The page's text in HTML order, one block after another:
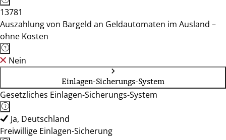
13781
Auszahlung von Bargeld an Geldautomaten im Ausland –
ohne Kosten
Nein
Einlagen-Sicherungs-System
Gesetzliches Einlagen-Sicherungs-System
Ja, Deutschland
Freiwillige Einlagen-Sicherung